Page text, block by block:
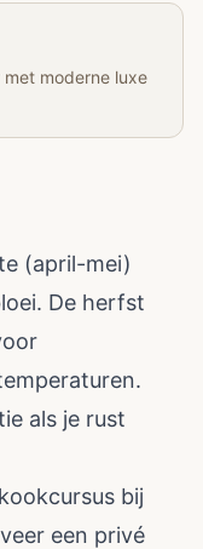
moderne luxe
(april-mei)
De herfst
als je rust
bij
een privé